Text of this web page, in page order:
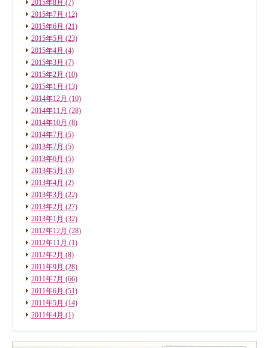
2015年8月 (7)
2015年7月 (12)
2015年6月 (21)
2015年5月 (23)
2015年4月 (4)
2015年3月 (7)
2015年2月 (10)
2015年1月 (13)
2014年12月 (10)
2014年11月 (28)
2014年10月 (8)
2014年7月 (5)
2013年7月 (5)
2013年6月 (5)
2013年5月 (3)
2013年4月 (2)
2013年3月 (22)
2013年2月 (27)
2013年1月 (32)
2012年12月 (28)
2012年11月 (1)
2012年2月 (8)
2011年9月 (28)
2011年7月 (66)
2011年6月 (51)
2011年5月 (14)
2011年4月 (1)